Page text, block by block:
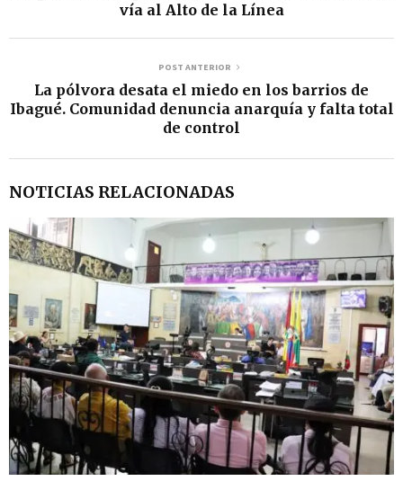
vía al Alto de la Línea
POST ANTERIOR
La pólvora desata el miedo en los barrios de
Ibagué. Comunidad denuncia anarquía y falta total
de control
NOTICIAS RELACIONADAS